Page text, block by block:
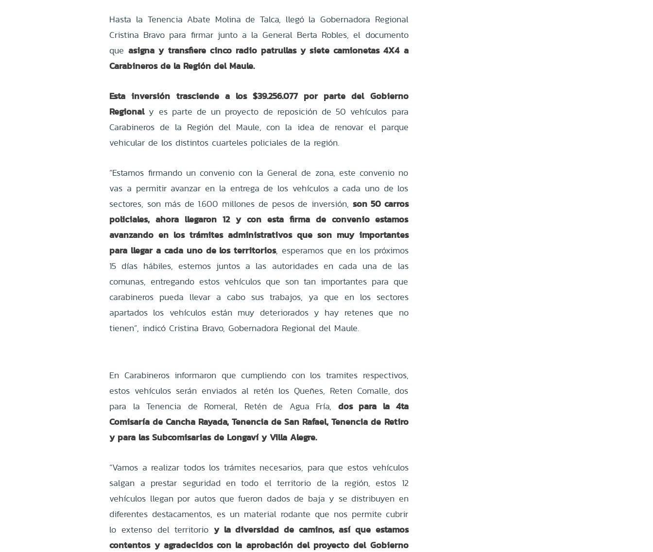
Hasta la Tenencia Abate Molina de Talca, llegó la Gobernadora Regional
Cristina Bravo para firmar junto a la General Berta Robles, el documento
queasigna y transfiere cinco radio patrullas y siete camionetas 4X4 a
Carabineros de la Región del Maule.
Esta inversión trasciende a los $39.256.077 por parte del Gobierno
Regionaly es parte de un proyecto de reposición de 50 vehículos para
Carabineros de la Región del Maule, con la idea de renovar el parque
vehicular de los distintos cuarteles policiales de la región.
“Estamos firmando un convenio con la General de zona, este convenio no
vas a permitir avanzar en la entrega de los vehículos a cada uno de los
sectores, son más de 1.600 millones de pesos de inversión, son 50 carros
policiales, ahora llegaron 12 y con esta firma de convenio estamos
avanzando en los trámites administrativos que son muy importantes
para llegar a cada uno de los territorios, esperamos que en los próximos
15 días hábiles, estemos juntos a las autoridades en cada una de las
comunas, entregando estos vehículos que son tan importantes para que
carabineros pueda llevar a cabo sus trabajos, ya que en los sectores
apartados los vehículos están muy deteriorados y hay retenes que no
tienen”, indicó Cristina Bravo, Gobernadora Regional del Maule.
En Carabineros informaron que cumpliendo con los tramites respectivos,
estos vehículos serán enviados al retén los Queñes, Reten Comalle, dos
para la Tenencia de Romeral, Retén de Agua Fría, dos para la 4ta
Comisaría de Cancha Rayada, Tenencia de San Rafael, Tenencia de Retiro
y para las Subcomisarias de Longaví y Villa Alegre.
“Vamos a realizar todos los trámites necesarios, para que estos vehículos
salgan a prestar seguridad en todo el territorio de la región, estos 12
vehículos llegan por autos que fueron dados de baja y se distribuyen en
diferentes destacamentos, es un material rodante que nos permite cubrir
lo extenso del territorio y la diversidad de caminos, así que estamos
contentos y agradecidos con la aprobación del proyecto del Gobierno